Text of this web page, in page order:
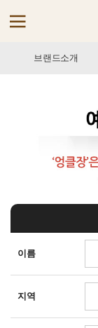
브랜드소개
이름
지역